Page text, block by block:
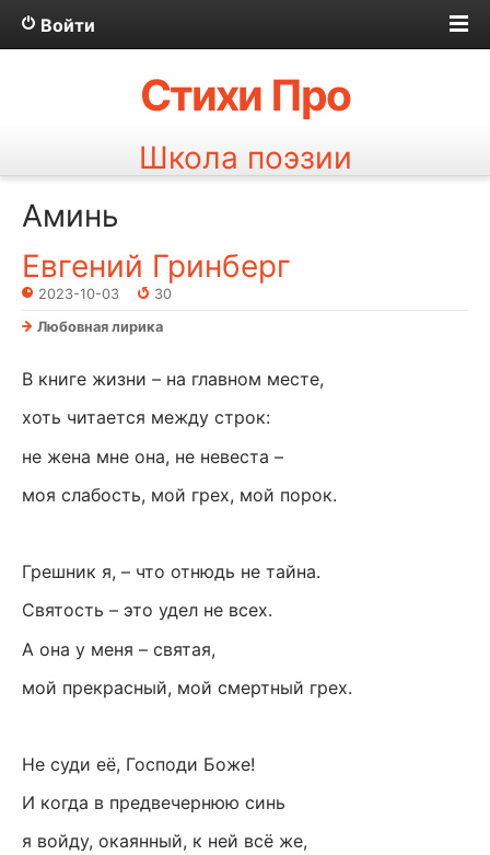
Войти
Стихи Про
Школа поэзии
Аминь
Евгений Гринберг
2023-10-03
30
Любовная лирика
В книге жизни – на главном месте,
хоть читается между строк:
не жена мне она, не невеста –
моя слабость, мой грех, мой порок.
Грешник я, – что отнюдь не тайна.
Святость – это удел не всех.
А она у меня – святая,
мой прекрасный, мой смертный грех.
Не суди её, Господи Боже!
И когда в предвечернюю синь
я войду, окаянный, к ней всё же,